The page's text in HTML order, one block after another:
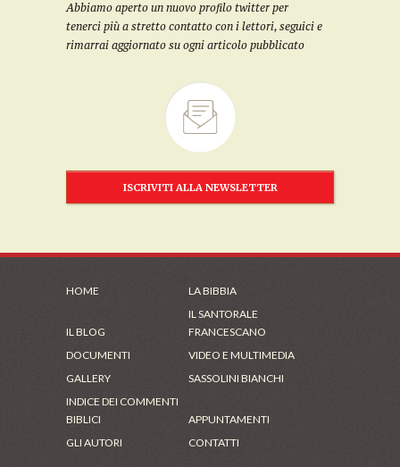
Abbiamo aperto un nuovo profilo twitter per
tenerci più a stretto contatto con i lettori, seguici e
rimarrai aggiornato su ogni articolo pubblicato
ISCRIVITI ALLA NEWSLETTER
HOME LA BIBBIA
IL BLOG
IL SANTORALE
FRANCESCANO
DOCUMENTI
VIDEO E MULTIMEDIA
GALLERY
SASSOLINI BIANCHI
INDICE DEI COMMENTI
BIBLICI
APPUNTAMENTI
GLI AUTORI
CONTATTI